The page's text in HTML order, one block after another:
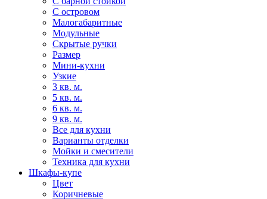
С островом
Малогабаритные
Модульные
Скрытые ручки
Размер
Мини-кухни
Узкие
3 кв. м.
5 кв. м.
6 кв. м.
9 кв. м.
Все для кухни
Варианты отделки
Мойки и смесители
Техника для кухни
Шкафы-купе
Цвет
Коричневые